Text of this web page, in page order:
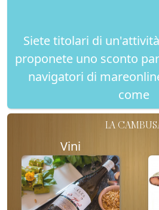
Siete titolari di
proponete uno sconto
navigatori di
come
LA
Vini